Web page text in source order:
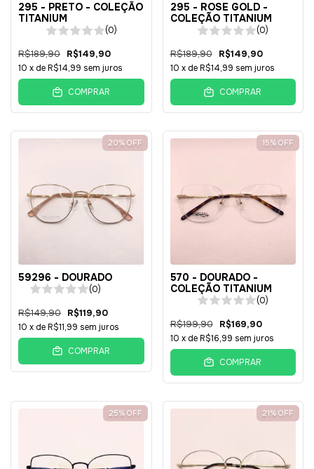
295 - PRETO - COLEÇÃO
TITANIUM
(0)
R$189,90 R$149,90
10 x deR$14,99 sem juros
COMPRAR
295 - ROSE GOLD -
COLEÇÃO TITANIUM
(0)
R$189,90 R$149,90
10 x deR$14,99 sem juros
COMPRAR
20% OFF
59296 - DOURADO
(0)
R$149,90 R$119,90
10 x deR$11,99 sem juros
COMPRAR
15% OFF
570 - DOURADO -
COLEÇÃO TITANIUM
(0)
R$199,90 R$169,90
10 x deR$16,99 sem juros
COMPRAR
25% OFF 21% OFF